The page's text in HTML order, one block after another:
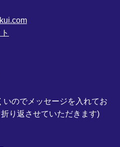
のでメッセージを入れてお
り返させていただきます)